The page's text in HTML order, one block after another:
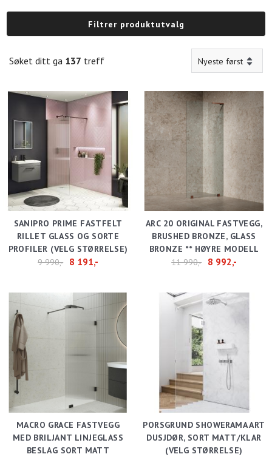
Filtrer produktutvalg
Søket ditt ga 137 treff
SANIPRO PRIME FASTFELT
RILLET GLASS OG SORTE
PROFILER (VELG STØRRELSE)
9 990,-
8 191,-
ARC 20 ORIGINAL FASTVEGG,
BRUSHED BRONZE, GLASS
BRONZE ** HØYRE MODELL
11 990,-
8 992,-
MACRO GRACE FASTVEGG
MED BRILJANT LINJEGLASS
BESLAG SORT MATT
PORSGRUND SHOWERAMA ART
DUSJDØR, SORT MATT/KLAR
(VELG STØRRELSE)